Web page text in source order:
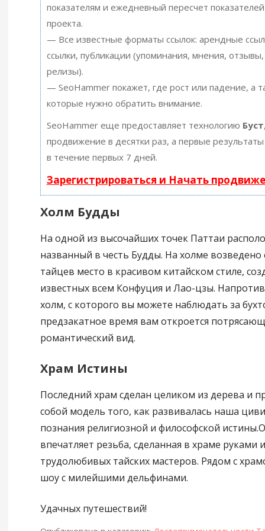
показателям и ежедневный пересчет показателей
проекта.
— Все известные форматы ссылок: арендные
ссылки, публикации (упоминания, мнения, отзывы,
релизы).
— SeoHammer покажет, где рост или падение, а
которые нужно обратить внимание.
SeoHammer еще предоставляет технологию Буст
продвижение в десятки раз, а первые
в течение первых 7 дней.
Зарегистрироваться и Начать
Холм Будды
На одной из высочайших точек Паттаи
названный в честь Будды. На холме возведено
тайцев место в красивом китайском стиле,
известных всем Конфуция и Лао-цзы.
холм, с которого вы можете наблюдать за
предзакатное время вам откроется
романтический вид.
Храм Истины
Последний храм сделан целиком из дерева и
собой модель того, как развивалась наша
познания религиозной и философской
впечатляет резьба, сделанная в храме руками
трудолюбивых тайских мастеров. Рядом с
шоу с милейшими дельфинами.
Удачных путешествий!